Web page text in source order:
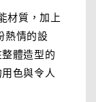
材質，加上
熱情的設
體造型的
色與令人